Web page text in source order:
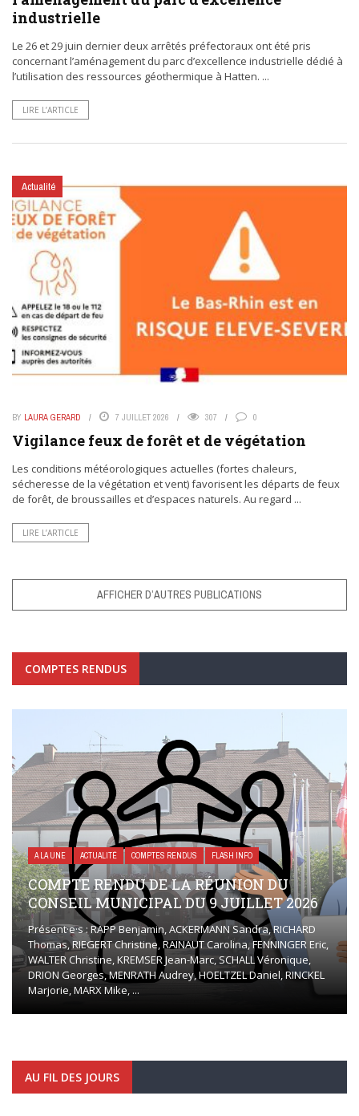
industrielle
Le 26 et 29 juin dernier deux arrêtés préfectoraux ont été pris
concernant l’aménagement du parc d’excellence industrielle dédié à
l’utilisation des ressources géothermique à Hatten. ...
LIRE L’ARTICLE
Actualité
BY LAURA GERARD 7 JUILLET 2026 307 0
Vigilance feux de forêt et de végétation
Les conditions météorologiques actuelles (fortes chaleurs,
sécheresse de la végétation et vent) favorisent les départs de feux
de forêt, de broussailles et d’espaces naturels. Au regard ...
LIRE L’ARTICLE
AFFICHER D’AUTRES PUBLICATIONS
COMPTES RENDUS
A LA UNE ACTUALITÉ COMPTES RENDUS FLASH INFO
COMPTE RENDU DE LA RÉUNION DU
CONSEIL MUNICIPAL DU 9 JUILLET 2026
Présent·e·s : RAPP Benjamin, ACKERMANN Sandra, RICHARD
Thomas, RIEGERT Christine, RAINAUT Carolina, FENNINGER Eric,
WALTER Christine, KREMSER Jean-Marc, SCHALL Véronique,
DRION Georges, MENRATH Audrey, HOELTZEL Daniel, RINCKEL
Marjorie, MARX Mike, ...
AU FIL DES JOURS